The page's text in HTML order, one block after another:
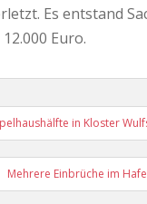
Es entstand
Euro.
in Kloster
Mehrere Einbrüche im